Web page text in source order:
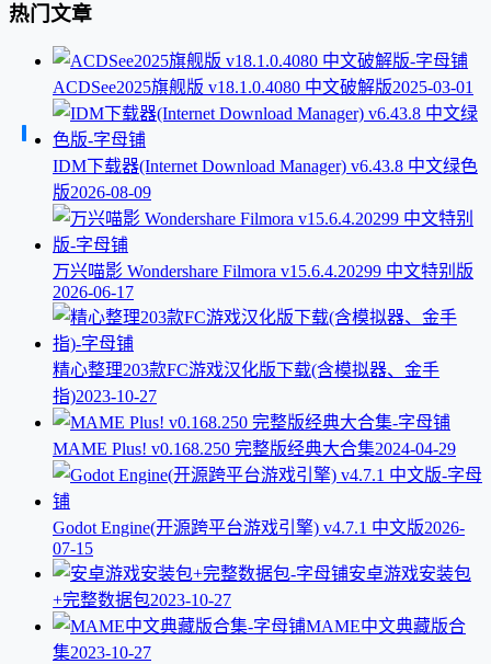
热门文章
ACDSee2025旗舰版 v18.1.0.4080 中文破解版2025-03-01
IDM下载器(Internet Download Manager) v6.43.8 中文绿色
版2026-08-09
万兴喵影 Wondershare Filmora v15.6.4.20299 中文特别版
2026-06-17
精心整理203款FC游戏汉化版下载(含模拟器、金手
指)2023-10-27
MAME Plus! v0.168.250 完整版经典大合集2024-04-29
Godot Engine(开源跨平台游戏引擎) v4.7.1 中文版2026-
07-15
安卓游戏安装包
+完整数据包2023-10-27
MAME中文典藏版合
集2023-10-27